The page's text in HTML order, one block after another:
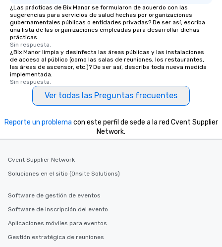
¿Las prácticas de Bix Manor se formularon de acuerdo con las
sugerencias para servicios de salud hechas por organizaciones
gubernamentales públicas o entidades privadas? De ser así, escriba
una lista de las organizaciones empleadas para desarrollar dichas
prácticas.
Sin respuesta.
¿Bix Manor limpia y desinfecta las áreas públicas y las instalaciones
de acceso al público (como las salas de reuniones, los restaurantes,
las áreas de ascensor, etc.)? De ser así, describa toda nueva medida
implementada.
Sin respuesta.
Ver todas las Preguntas frecuentes
Reporte un problema con este perfil de sede a la red Cvent Supplier
Network.
Cvent Supplier Network
Soluciones en el sitio (Onsite Solutions)
Software de gestión de eventos
Software de inscripción del evento
Aplicaciones móviles para eventos
Gestión estratégica de reuniones